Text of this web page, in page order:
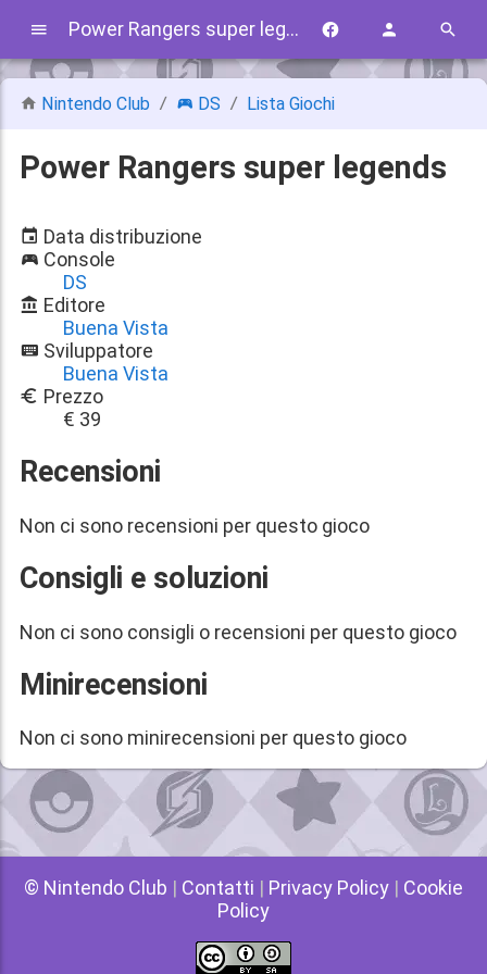
Power Rangers super legends
Nintendo Club DS Lista Giochi
Power Rangers super legends
Data distribuzione
Console
DS
Editore
Buena Vista
Sviluppatore
Buena Vista
Prezzo
€ 39
Recensioni
Non ci sono recensioni per questo gioco
Consigli e soluzioni
Non ci sono consigli o recensioni per questo gioco
Minirecensioni
Non ci sono minirecensioni per questo gioco
© Nintendo Club | Contatti | Privacy Policy | Cookie
Policy